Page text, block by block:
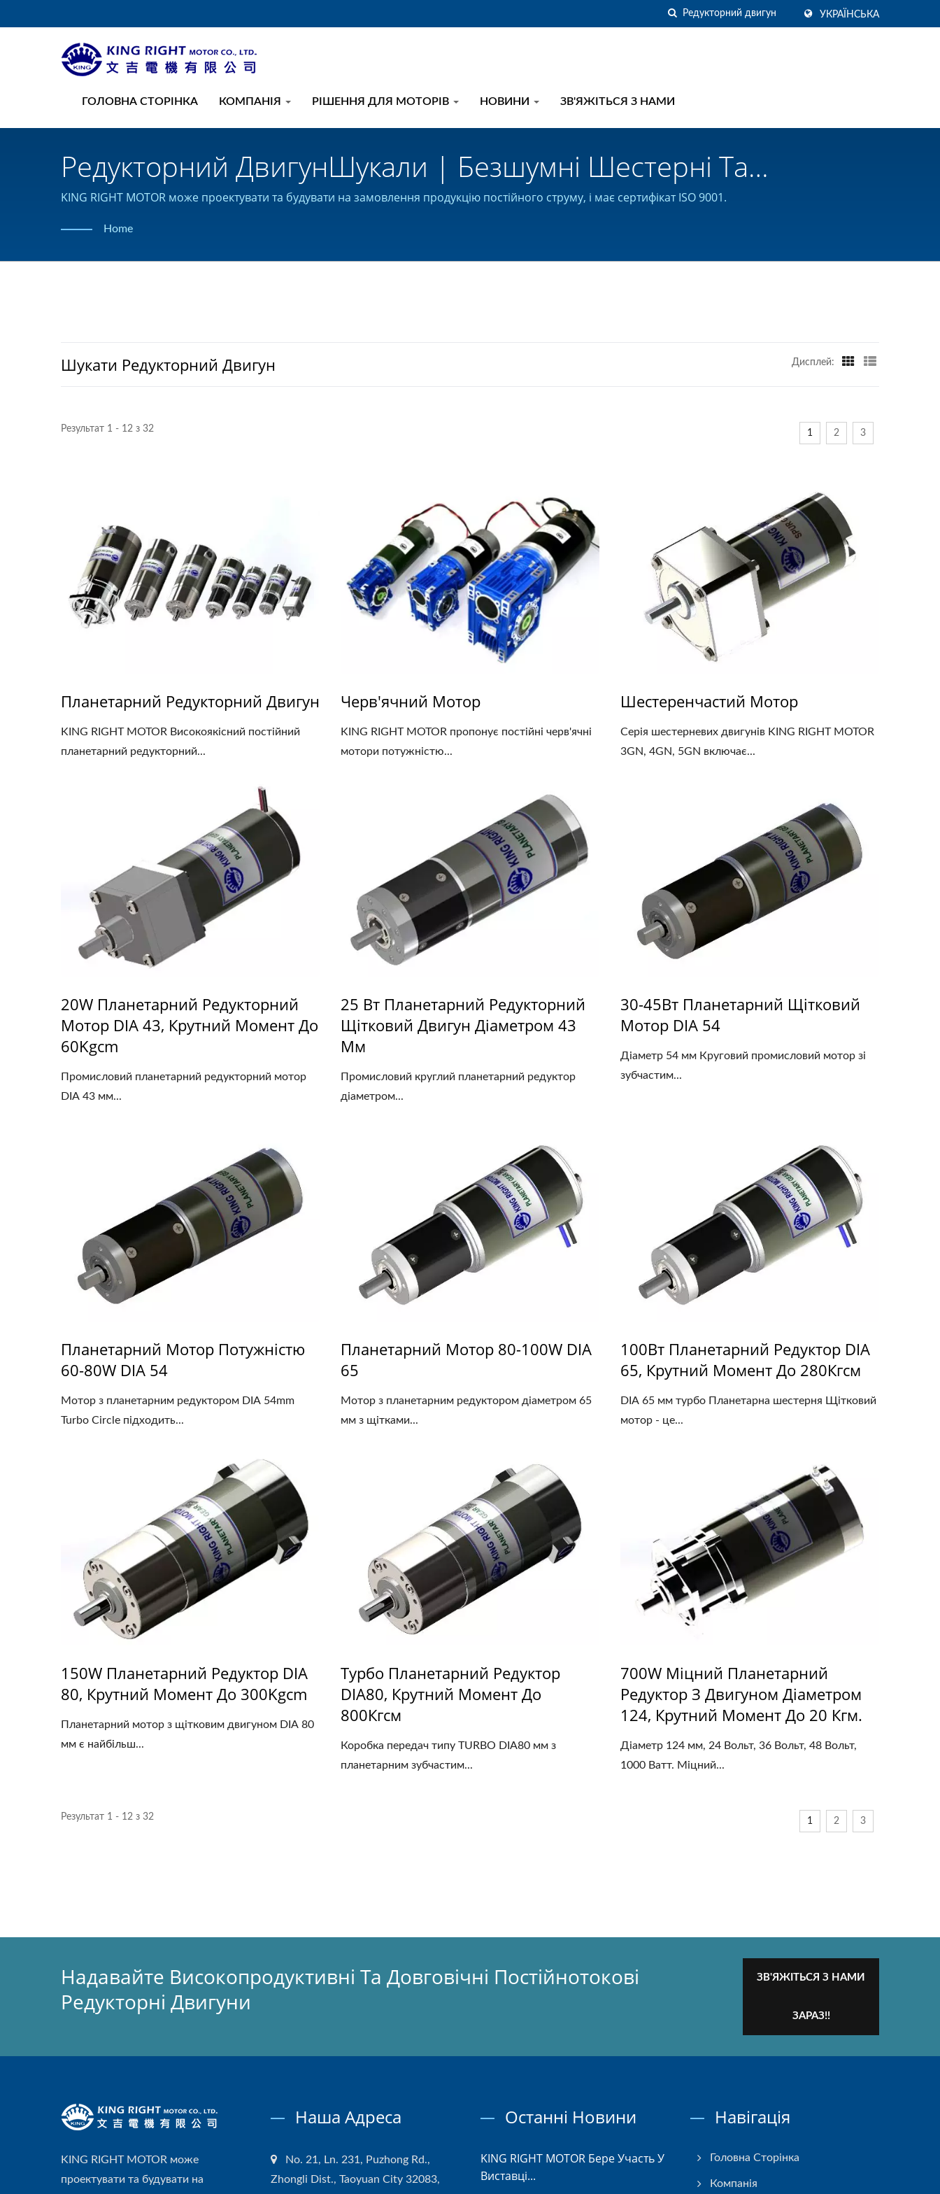
УКРАЇНСЬКА
ГОЛОВНА СТОРІНКА КОМПАНІЯ РІШЕННЯ ДЛЯ МОТОРІВ НОВИНИ ЗВ'ЯЖІТЬСЯ З НАМИ
Редукторний ДвигунШукали | Безшумні Шестерні Та
Черв'ячні Передачі - Виробник Редукторів | KING RIGHT
MOTOR
KING RIGHT MOTOR може проектувати та будувати на замовлення продукцію постійного струму, і має сертифікат ISO 9001.
Home
Шукати Редукторний Двигун Дисплей:
Результат 1 - 12 з 32 1 2 3
Планетарний Редукторний Двигун
KING RIGHT MOTOR Високоякісний постійний
планетарний редукторний...
Черв'ячний Мотор
KING RIGHT MOTOR пропонує постійні черв'ячні
мотори потужністю...
Шестеренчастий Мотор
Серія шестерневих двигунів KING RIGHT MOTOR
3GN, 4GN, 5GN включає...
20W Планетарний Редукторний
Мотор DIA 43, Крутний Момент До
60Kgcm
Промисловий планетарний редукторний мотор
DIA 43 мм...
25 Вт Планетарний Редукторний
Щітковий Двигун Діаметром 43
Мм
Промисловий круглий планетарний редуктор
діаметром...
30-45Вт Планетарний Щітковий
Мотор DIA 54
Діаметр 54 мм Круговий промисловий мотор зі
зубчастим...
Планетарний Мотор Потужністю
60-80W DIA 54
Мотор з планетарним редуктором DIA 54mm
Turbo Circle підходить...
Планетарний Мотор 80-100W DIA
65
Мотор з планетарним редуктором діаметром 65
мм з щітками...
100Вт Планетарний Редуктор DIA
65, Крутний Момент До 280Кгсм
DIA 65 мм турбо Планетарна шестерня Щітковий
мотор - це...
150W Планетарний Редуктор DIA
80, Крутний Момент До 300Kgcm
Планетарний мотор з щітковим двигуном DIA 80
мм є найбільш...
Турбо Планетарний Редуктор
DIA80, Крутний Момент До
800Кгсм
Коробка передач типу TURBO DIA80 мм з
планетарним зубчастим...
700W Міцний Планетарний
Редуктор З Двигуном Діаметром
124, Крутний Момент До 20 Кгм.
Діаметр 124 мм, 24 Вольт, 36 Вольт, 48 Вольт,
1000 Ватт. Міцний...
Результат 1 - 12 з 32 1 2 3
Надавайте Високопродуктивні Та Довговічні Постійнотокові
Редукторні Двигуни
ЗВ'ЯЖІТЬСЯ З НАМИ
ЗАРАЗ!!
KING RIGHT MOTOR може
проектувати та будувати на
Наша Адреса
No. 21, Ln. 231, Puzhong Rd.,
Zhongli Dist., Taoyuan City 32083,
Останні Новини
KING RIGHT MOTOR Бере Участь У
Виставці...
Навігація
Головна Сторінка
Компанія